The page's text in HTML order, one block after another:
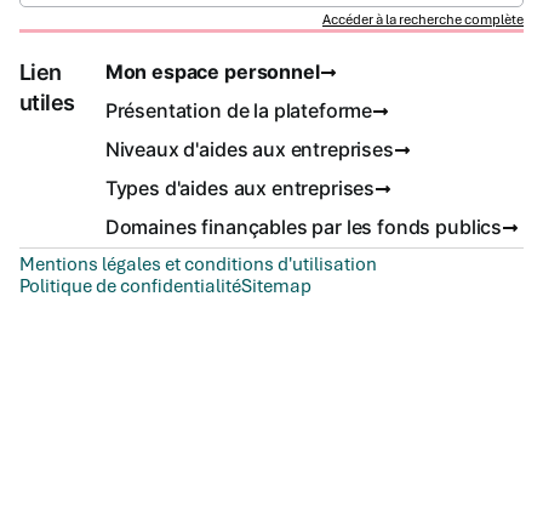
Accéder à la recherche complète
Lien
utiles
Mon espace personnel
Présentation de la plateforme
Niveaux d'aides aux entreprises
Types d'aides aux entreprises
Domaines finançables par les fonds publics
Mentions légales et conditions d'utilisation
Politique de confidentialitéSitemap